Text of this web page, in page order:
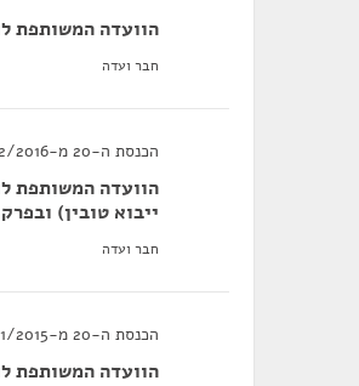
הוועדה המשותפת
חבר ועדה
הכנסת ה-20 מ-17/02/2016 עד 30/04/2019
הוועדה המשותפת
ייבוא טובין)
חבר ועדה
הכנסת ה-20 מ-09/11/2015 עד 30/04/2019
הוועדה המשותפת